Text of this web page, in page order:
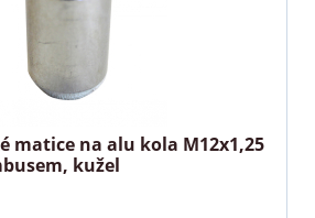
matice na alu kola M12x1,25
kužel